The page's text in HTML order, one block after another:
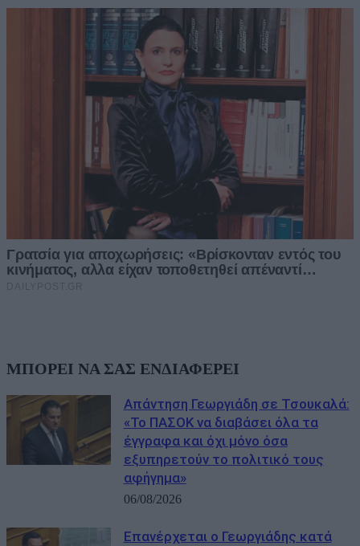
ΜΠΟΡΕΙ ΝΑ ΣΑΣ ΕΝΔΙΑΦΕΡΕΙ
Απάντηση Γεωργιάδη σε Τσουκαλά:
«Το ΠΑΣΟΚ να διαβάσει όλα τα
έγγραφα και όχι μόνο όσα
εξυπηρετούν το πολιτικό τους
αφήγημα»
06/08/2026
Επανέρχεται ο Γεωργιάδης κατά